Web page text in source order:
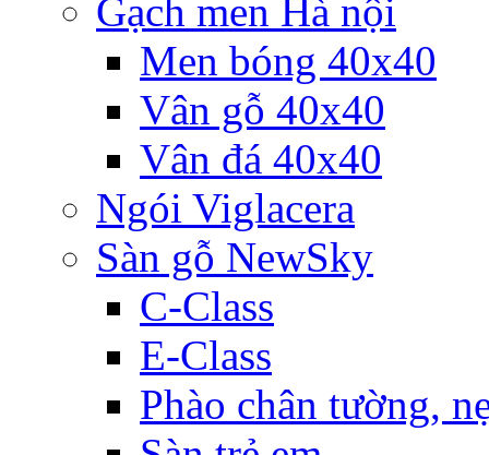
Gạch men Hà nội
Men bóng 40x40
Vân gỗ 40x40
Vân đá 40x40
Ngói Viglacera
Sàn gỗ NewSky
C-Class
E-Class
Phào chân tường,